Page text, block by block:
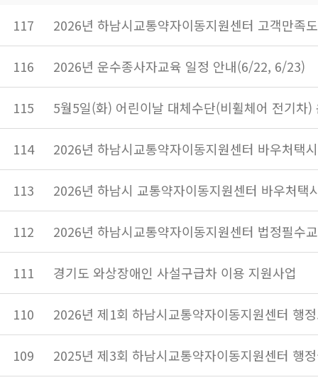
117 2026년 하남시교통약자이동지원센터 고객만족
116 2026년 운수종사자교육 일정 안내(6/22, 6/23)
115 5월5일(화) 어린이날 대체수단(비휠체어 전기차)
114 2026년 하남시교통약자이동지원센터 바우처택
113 2026년 하남시 교통약자이동지원센터 바우처택
112 2026년 하남시교통약자이동지원센터 법정필수
111 경기도 와상장애인 사설구급차 이용 지원사업
110 2026년 제1회 하남시교통약자이동지원센터 행
109 2025년 제3회 하남시교통약자이동지원센터 행